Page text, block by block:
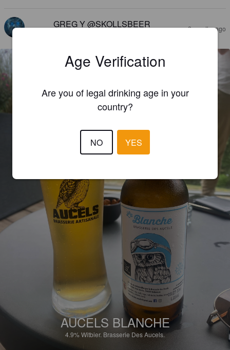
GREG Y @SKOLLSBEER 2 months ago
AUCELS BLANCHE
4.9% Witbier. Brasserie Des Aucels.
Age Verification
Are you of legal drinking age in your
country?
NO YES